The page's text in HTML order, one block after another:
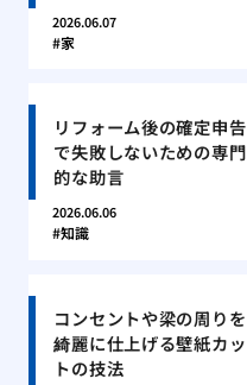
2026.06.07
家
リフォーム後の確定申告
で失敗しないための専門
的な助言
2026.06.06
知識
コンセントや梁の周りを
綺麗に仕上げる壁紙カッ
トの技法